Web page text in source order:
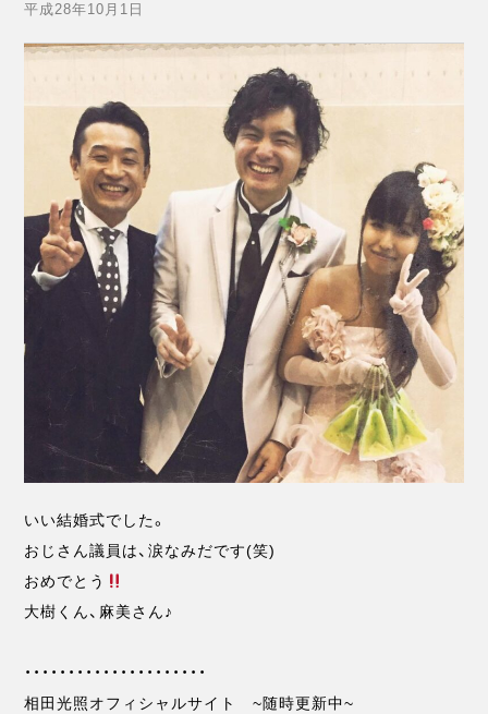
平成28年10月1日
いい結婚式でした。
おじさん議員は、涙なみだです(笑)
おめでとう
大樹くん、麻美さん♪
・・・・・・・・・・・・・・・・・・・・・
相田光照オフィシャルサイト ~随時更新中~